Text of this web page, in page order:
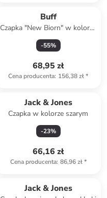
Buff
Czapka "New Biorn" w kolorze
szarym
-55%
68,95 zł
Cena producenta: 156,38 zł*
Jack & Jones
Czapka w kolorze szarym
-23%
66,16 zł
Cena producenta: 86,96 zł*
Jack & Jones